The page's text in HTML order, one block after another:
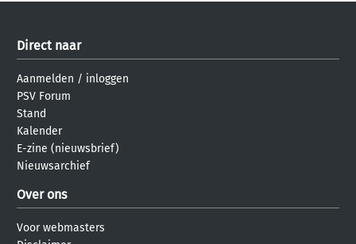
Direct naar
Aanmelden / inloggen
PSV Forum
Stand
Kalender
E-zine (nieuwsbrief)
Nieuwsarchief
Over ons
Voor webmasters